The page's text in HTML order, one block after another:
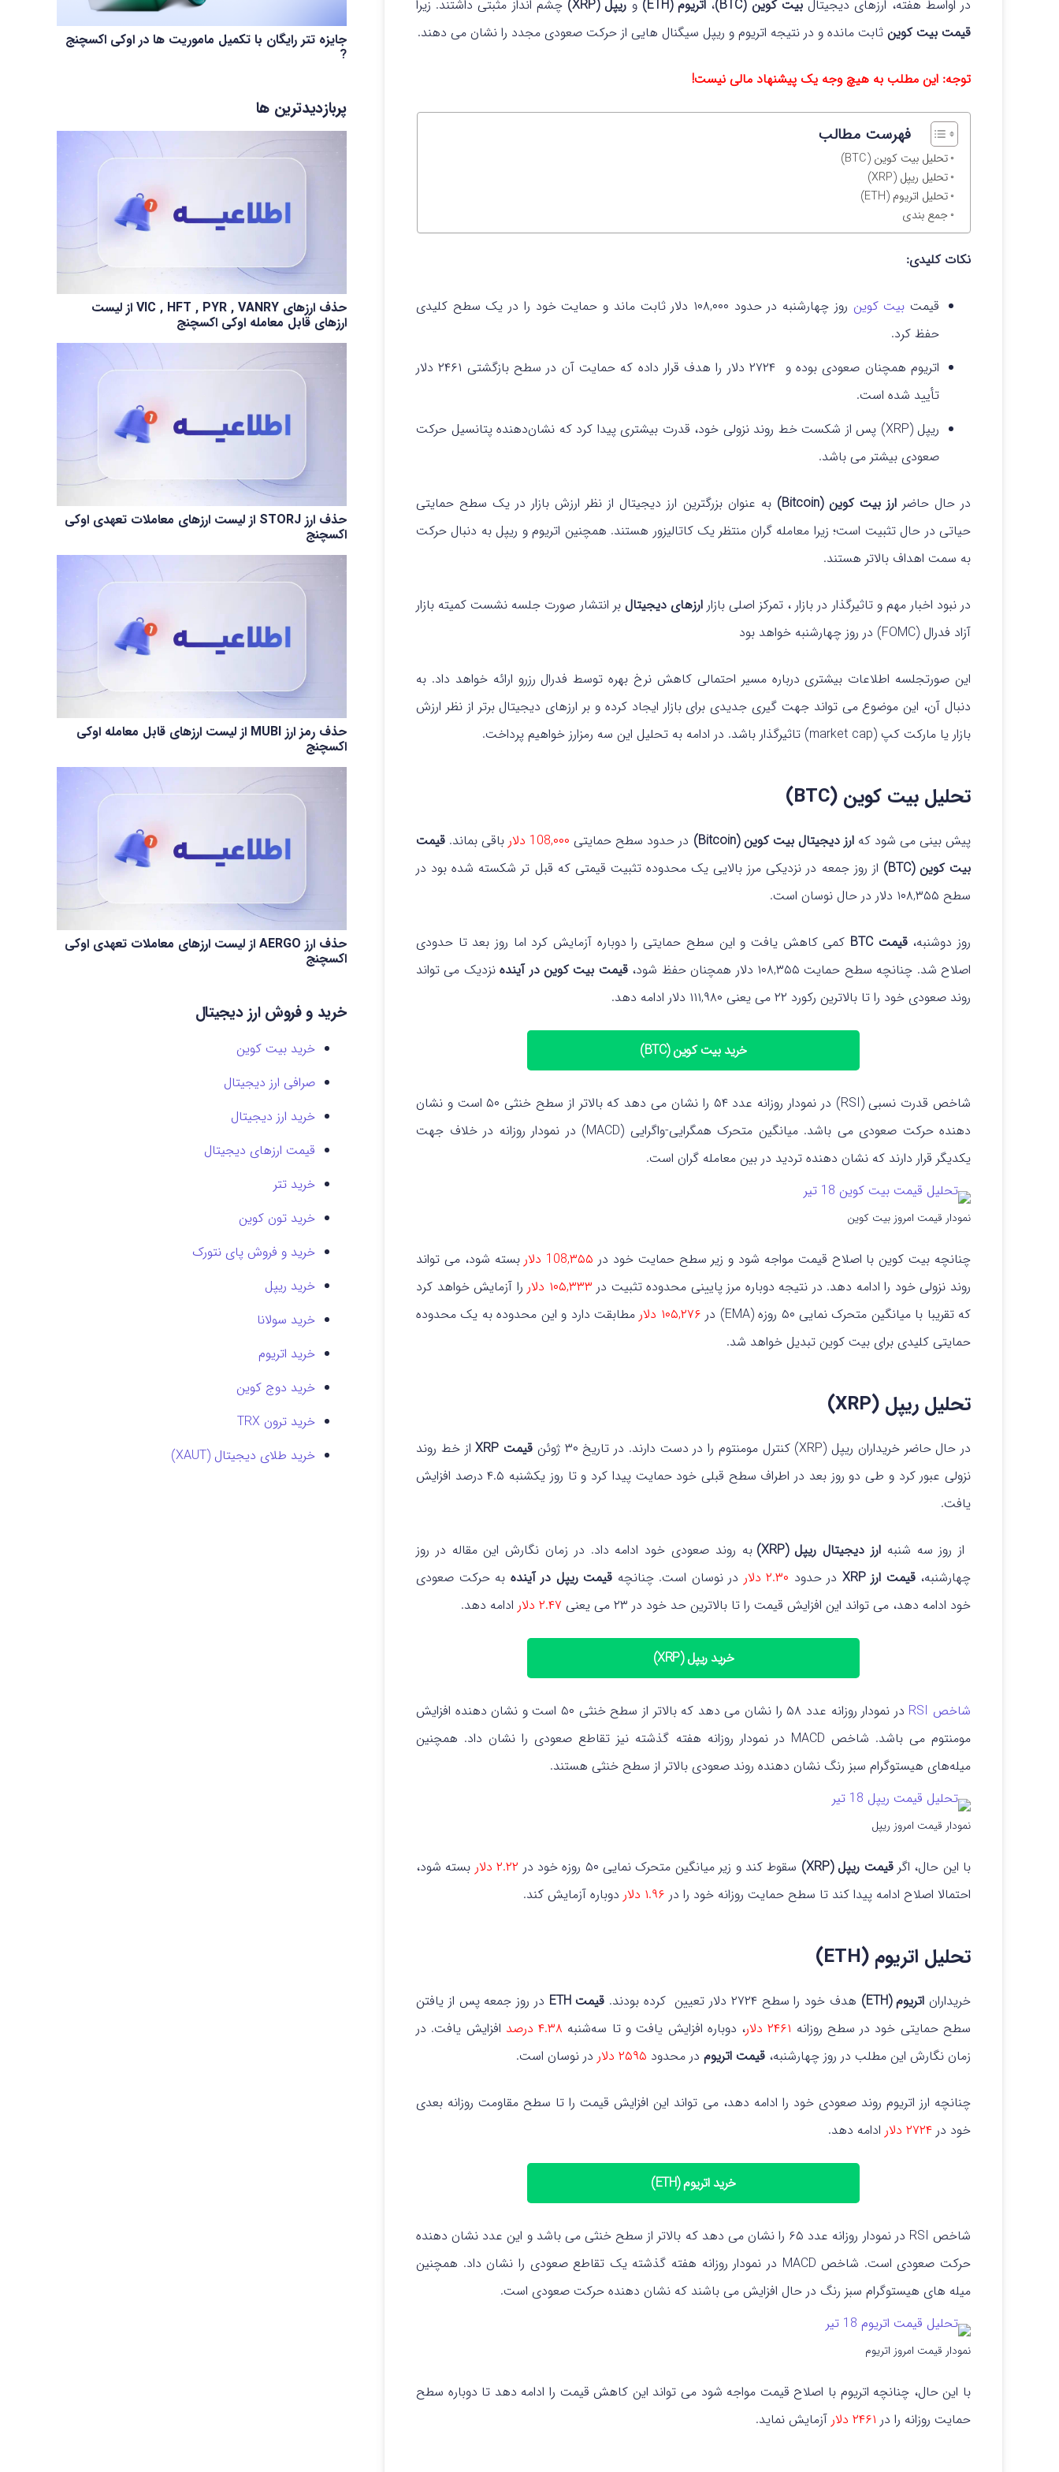
در اواسط هفته، ارزهای دیجیتالبیت کوین (BTC) ، اتریوم (ETH) و ریپل (XRP) چشم انداز مثبتی داشتند. زیرا
قیمت بیت کوین ثابت مانده و در نتیجه اتریوم و ریپل سیگنال هایی از حرکت صعودی مجدد را نشان می دهند.
توجه: این مطلب به هیچ وجه یک پیشنهاد مالی نیست!
فهرست مطالب
تحلیل بیت کوین (BTC)
تحلیل ریپل (XRP)
تحلیل اتریوم (ETH)
جمع بندی
نکات کلیدی:
قیمت بیت‌ کوین
روز چهارشنبه در حدود ۱۰۸,۰۰۰ دلار ثابت ماند و حمایت خود را در یک سطح کلیدی
حفظ کرد.
اتریوم همچنان صعودی بوده و ۲۷۲۴ دلار را هدف قرار داده که حمایت آن در سطح بازگشتی ۲۴۶۱ دلار
تأیید شده است.
ریپل (XRP) پس از شکست خط روند نزولی خود، قدرت بیشتری پیدا کرد که نشان‌دهنده پتانسیل حرکت
صعودی بیشتر می باشد.
در حال حاضر ارز بیت کوین (Bitcoin)
به عنوان بزرگترین ارز دیجیتال از نظر ارزش بازار در یک سطح حمایتی
حیاتی در حال تثبیت است؛ زیرا معامله گران منتظر یک کاتالیزور هستند. همچنین اتریوم و ریپل به دنبال حرکت
به سمت اهداف بالاتر هستند.
در نبود اخبار مهم و تاثیرگذار در بازار ، تمرکز اصلی بازار ارزهای دیجیتال بر انتشار صورت جلسه نشست کمیته بازار
آزاد فدرال (FOMC) در روز چهارشنبه خواهد بود
این صورتجلسه اطلاعات بیشتری درباره مسیر احتمالی کاهش نرخ بهره توسط فدرال رزرو ارائه خواهد داد. به
دنبال آن، این موضوع می‌ تواند جهت‌ گیری جدیدی برای بازار ایجاد کرده و بر ارزهای دیجیتال برتر از نظر ارزش
بازار یا مارکت کپ (market cap) تاثیرگذار باشد.
در ادامه به تحلیل این سه رمزارز خواهیم پرداخت.
تحلیل بیت کوین (BTC)
پیش بینی می شود کهارز دیجیتال بیت کوین (Bitcoin) در حدود سطح حمایتی108,۰۰۰ دلار باقی بماند. قیمت
بیت‌ کوین (BTC)
از روز جمعه در نزدیکی مرز بالایی یک محدوده تثبیت قیمتی که قبل تر شکسته شده بود در
سطح ۱۰۸,۳۵۵ دلار در حال نوسان است.
روز دوشنبه،قیمت BTC
کمی کاهش یافت و این سطح حمایتی را دوباره آزمایش کرد اما روز بعد تا حدودی
اصلاح شد. چنانچه سطح حمایت ۱۰۸,۳۵۵ دلار همچنان حفظ شود، قیمت بیت کوین در آیندهنزدیک می تواند
روند صعودی خود را تا بالاترین رکورد ۲۲ می یعنی ۱۱۱,۹۸۰ دلار ادامه دهد.
خرید بیت کوین (BTC)
شاخص قدرت نسبی (RSI) در نمودار روزانه عدد ۵۴ را نشان می‌ دهد که بالاتر از سطح خنثی ۵۰ است و نشان‌
دهنده حرکت صعودی می باشد. میانگین متحرک همگرایی-واگرایی (MACD) در نمودار روزانه در خلاف جهت
یکدیگر قرار دارند که نشان‌ دهنده تردید در بین معامله‌ گران است.
نمودار قیمت امروز بیت کوین
چنانچه بیت کوین با اصلاح قیمت مواجه شود و زیر سطح حمایت خود در108,۳۵۵ دلار
بسته شود، می‌ تواند
روند نزولی خود را ادامه دهد. در نتیجه دوباره مرز پایینی محدوده تثبیت در ۱۰۵,۳۳۳ دلار
را آزمایش خواهد کرد
که تقریبا با میانگین متحرک نمایی ۵۰ روزه (EMA) در
۱۰۵,۲۷۶ دلار
مطابقت دارد و این محدوده به یک محدوده
حمایتی کلیدی برای بیت کوین تبدیل خواهد شد.
تحلیل ریپل (XRP)
در حال حاضر خریداران ریپل (XRP) کنترل مومنتوم را در دست دارند. در تاریخ ۳۰ ژوئن قیمت XRP
از خط روند
نزولی عبور کرد و طی دو روز بعد در اطراف سطح قبلی خود حمایت پیدا کرد و تا روز یکشنبه ۴.۵ درصد افزایش
یافت.
از روز سه‌ شنبه ارز دیجیتال ریپل (XRP)
به روند صعودی خود ادامه داد. در زمان نگارش این مقاله در روز
چهارشنبه،قیمت ارز XRP در حدود ۲.۳۰ دلار در نوسان است.چنانچه قیمت ریپل در آینده به حرکت صعودی
خود ادامه دهد، می‌ تواند این افزایش قیمت را تا بالاترین حد خود در ۲۳ می یعنی
۲.۴۷ دلار ادامه دهد.
خرید ریپل (XRP)
شاخص RSI
در نمودار روزانه عدد ۵۸ را نشان می‌ دهد که بالاتر از سطح خنثی ۵۰ است و نشان دهنده افزایش
مومنتوم می باشد. شاخص MACD در نمودار روزانه هفته گذشته نیز تقاطع صعودی را نشان داد. همچنین
میله‌های هیستوگرام سبز رنگ نشان دهنده روند صعودی بالاتر از سطح خنثی هستند.
نمودار قیمت امروز ریپل
با این حال، اگرقیمت ریپل (XRP) سقوط کند و زیر میانگین متحرک نمایی ۵۰ روزه خود در ۲.۲۲ دلار
بسته شود،
احتمالا اصلاح ادامه پیدا کند تا سطح حمایت روزانه خود را در ۱.۹۶ دلار دوباره آزمایش کند.
تحلیل اتریوم (ETH)
خریداراناتریوم (ETH) هدف خود را سطح ۲۷۲۴ دلار تعیین کرده بودند. قیمت ETH
در روز جمعه پس از یافتن
سطح حمایتی خود در سطح روزانه ۲۴۶۱ دلار ، دوباره افزایش یافت و تا سه‌شنبه ۴.۳۸ درصد
افزایش یافت. در
زمان نگارش این مطلب در روز چهارشنبه، قیمت اتریوم در محدود ۲۵۹۵ دلار در نوسان است.
چنانچه ارز اتریوم روند صعودی خود را ادامه دهد، می‌ تواند این افزایش قیمت را تا سطح مقاومت روزانه بعدی
خود در ۲۷۲۴ دلار ادامه دهد.
خرید اتریوم (ETH)
شاخص RSI در نمودار روزانه عدد ۶۵ را نشان می‌ دهد که بالاتر از سطح خنثی می باشد و این عدد نشان دهنده
حرکت صعودی است. شاخص MACD در نمودار روزانه هفته گذشته یک تقاطع صعودی را نشان داد. همچنین
میله‌ های هیستوگرام سبز رنگ در حال افزایش می باشند که نشان‌ دهنده حرکت صعودی است.
نمودار قیمت امروز اتریوم
با این حال، چنانچه اتریوم با اصلاح قیمت مواجه شود می‌ تواند این کاهش قیمت را ادامه دهد تا دوباره سطح
حمایت روزانه را در ۲۴۶۱ دلار آزمایش نماید.
جایزه تتر رایگان با تکمیل ماموریت ها در اوکی اکسچنج
?
پربازدیدترین ها
حذف ارزهای VIC , HFT , PYR , VANRY از لیست
ارزهای قابل معامله اوکی اکسچنج
حذف ارز STORJ از لیست ارزهای معاملات تعهدی اوکی
اکسچنج
حذف رمز ارز MUBI از لیست ارزهای قابل معامله اوکی
اکسچنج
حذف ارز AERGO از لیست ارزهای معاملات تعهدی اوکی
اکسچنج
خرید و فروش ارز دیجیتال
خرید بیت کوین
صرافی ارز دیجیتال
خرید ارز دیجیتال
قیمت ارزهای دیجیتال
خرید تتر
خرید تون کوین
خرید و فروش پای نتورک
خرید ریپل
خرید سولانا
خرید اتریوم
خرید دوج کوین
خرید ترون TRX
خرید طلای دیجیتال (XAUT)